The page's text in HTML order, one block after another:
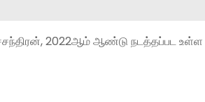
2022ஆம் ஆண்டு நடத்தப்பட உள்ள